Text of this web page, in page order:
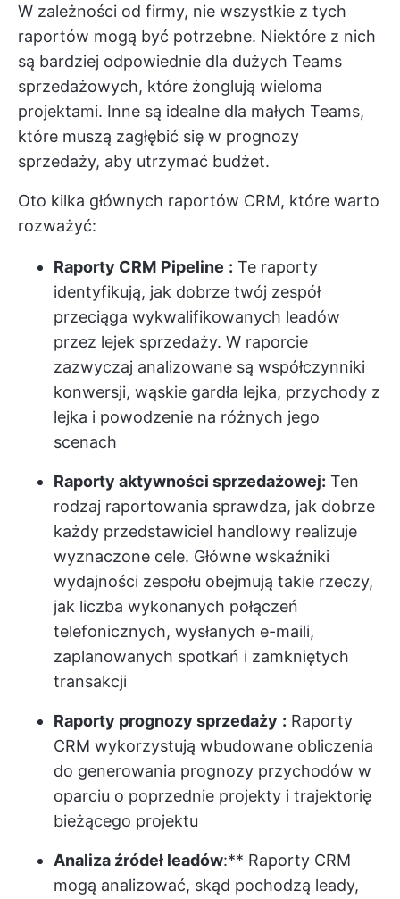
W zależności od firmy, nie wszystkie z tych
raportów mogą być potrzebne. Niektóre z nich
są bardziej odpowiednie dla dużych Teams
sprzedażowych, które żonglują wieloma
projektami. Inne są idealne dla małych Teams,
które muszą zagłębić się w prognozy
sprzedaży, aby utrzymać budżet.
Oto kilka głównych raportów CRM, które warto
rozważyć:
Raporty CRM Pipeline : Te raporty
identyfikują, jak dobrze twój zespół
przeciąga wykwalifikowanych leadów
przez lejek sprzedaży. W raporcie
zazwyczaj analizowane są współczynniki
konwersji, wąskie gardła lejka, przychody z
lejka i powodzenie na różnych jego
scenach
Raporty aktywności sprzedażowej: Ten
rodzaj raportowania sprawdza, jak dobrze
każdy przedstawiciel handlowy realizuje
wyznaczone cele. Główne wskaźniki
wydajności zespołu obejmują takie rzeczy,
jak liczba wykonanych połączeń
telefonicznych, wysłanych e-maili,
zaplanowanych spotkań i zamkniętych
transakcji
Raporty prognozy sprzedaży : Raporty
CRM wykorzystują wbudowane obliczenia
do generowania prognozy przychodów w
oparciu o poprzednie projekty i trajektorię
bieżącego projektu
Analiza źródeł leadów:** Raporty CRM
mogą analizować, skąd pochodzą leady,